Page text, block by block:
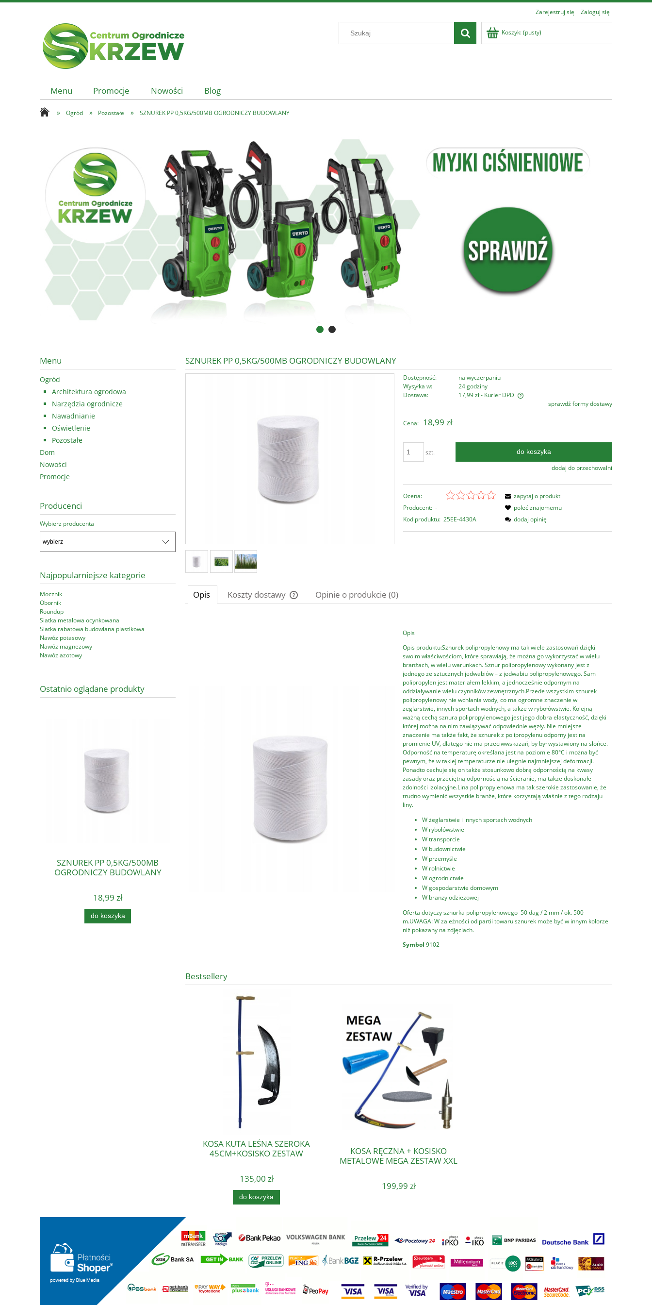
Zarejestruj się Zaloguj się
Koszyk:(pusty)
Menu Promocje Nowości Blog
» Ogród » Pozostałe » SZNUREK PP 0,5KG/500MB OGRODNICZY BUDOWLANY
Menu
Ogród
Architektura ogrodowa
Narzędzia ogrodnicze
Nawadnianie
Oświetlenie
Pozostałe
Dom
Nowości
Promocje
Producenci
Wybierz producenta
Najpopularniejsze kategorie
Mocznik
Obornik
Roundup
Siatka metalowa ocynkowana
Siatka rabatowa budowlana plastikowa
Nawóz potasowy
Nawóz magnezowy
Nawóz azotowy
Ostatnio oglądane produkty
SZNUREK PP 0,5KG/500MB
OGRODNICZY BUDOWLANY
18,99 zł
do koszyka
SZNUREK PP 0,5KG/500MB OGRODNICZY BUDOWLANY
Dostępność:
na wyczerpaniu
Wysyłka w:
24 godziny
Dostawa:
17,99 zł- Kurier DPD
płatności
sprawdź formy dostawy
Cena: 18,99 zł
szt. do koszyka
dodaj do przechowalni
Ocena:
Producent: -
Kod produktu: 25EE-4430A
zapytaj o produkt
poleć znajomemu
dodaj opinię
Opis Koszty dostawy Opinie o produkcie (0)
Opis
Opis produktu:Sznurek polipropylenowy ma tak wiele zastosowań dzięki
swoim właściwościom, które sprawiają, że można go wykorzystać w wielu
branżach, w wielu warunkach. Sznur polipropylenowy wykonany jest z
jednego ze sztucznych jedwabiów – z jedwabiu polipropylenowego. Sam
polipropylen jest materiałem lekkim, a jednocześnie odpornym na
oddziaływanie wielu czynników zewnętrznych.Przede wszystkim sznurek
polipropylenowy nie wchłania wody, co ma ogromne znaczenie w
żeglarstwie, innych sportach wodnych, a także w rybołówstwie. Kolejną
ważną cechą sznura polipropylenowego jest jego dobra elastyczność, dzięki
której można na nim zawiązywać odpowiednie węzły. Nie mniejsze
znaczenie ma także fakt, że sznurek z polipropylenu odporny jest na
promienie UV, dlatego nie ma przeciwwskazań, by był wystawiony na słońce.
Odporność na temperaturę określana jest na poziomie 80°C i można być
pewnym, że w takiej temperaturze nie ulegnie najmniejszej deformacji.
Ponadto cechuje się on także stosunkowo dobrą odpornością na kwasy i
zasady oraz przeciętną odpornością na ścieranie, ma także doskonałe
zdolności izolacyjne.Lina polipropylenowa ma tak szerokie zastosowanie, że
trudno wymienić wszystkie branże, które korzystają właśnie z tego rodzaju
liny.
W żeglarstwie i innych sportach wodnych
W rybołówstwie
W transporcie
W budownictwie
W przemyśle
W rolnictwie
W ogrodnictwie
W gospodarstwie domowym
W branży odzieżowej
Oferta dotyczy sznurka polipropylenowego 50 dag / 2 mm / ok. 500
m.UWAGA: W zależności od partii towaru sznurek może być w innym kolorze
niż pokazany na zdjęciach.
Symbol 9102
Bestsellery
KOSA KUTA LEŚNA SZEROKA
45CM+KOSISKO ZESTAW
135,00 zł
do koszyka
KOSA RĘCZNA + KOSISKO
METALOWE MEGA ZESTAW XXL
199,99 zł